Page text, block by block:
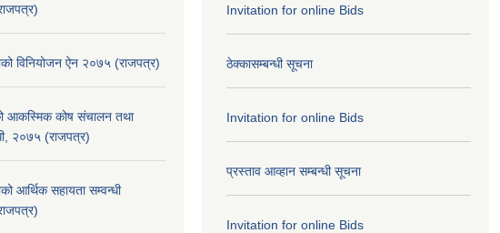
विनियोजन ऐन २०७५ (राजपत्र)
आकस्मिक कोष संचालन तथा
२०७५ (राजपत्र)
आर्थिक सहायता सम्वन्धी
Invitation for online Bids
ठेक्कासम्बन्धी सूचना
Invitation for online Bids
प्रस्ताव आव्हान सम्बन्धी सूचना
Invitation for online Bids